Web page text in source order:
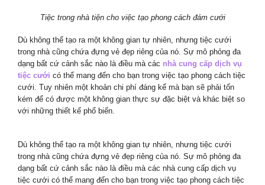
Tiệc trong nhà tiện cho việc tạo phong cách đám cưới
Dù không thể tạo ra một không gian tự nhiên, nhưng tiệc cưới
trong nhà cũng chứa đựng vẻ đẹp riêng của nó. Sự mô phỏng đa
dạng bất cứ cảnh sắc nào là điều mà các nhà cung cấp dịch vụ
tiệc cưới có thể mang đến cho bạn trong việc tạo phong cách tiệc
cưới. Tuy nhiên một khoản chi phí đáng kể mà bạn sẽ phải tốn
kém để có được một không gian thực sự đặc biệt và khác biệt so
với những thiết kế phổ biến.
Dù không thể tạo ra một không gian tự nhiên, nhưng tiệc cưới
trong nhà cũng chứa đựng vẻ đẹp riêng của nó. Sự mô phỏng đa
dạng bất cứ cảnh sắc nào là điều mà các nhà cung cấp dịch vụ
tiệc cưới có thể mang đến cho bạn trong việc tạo phong cách tiệc